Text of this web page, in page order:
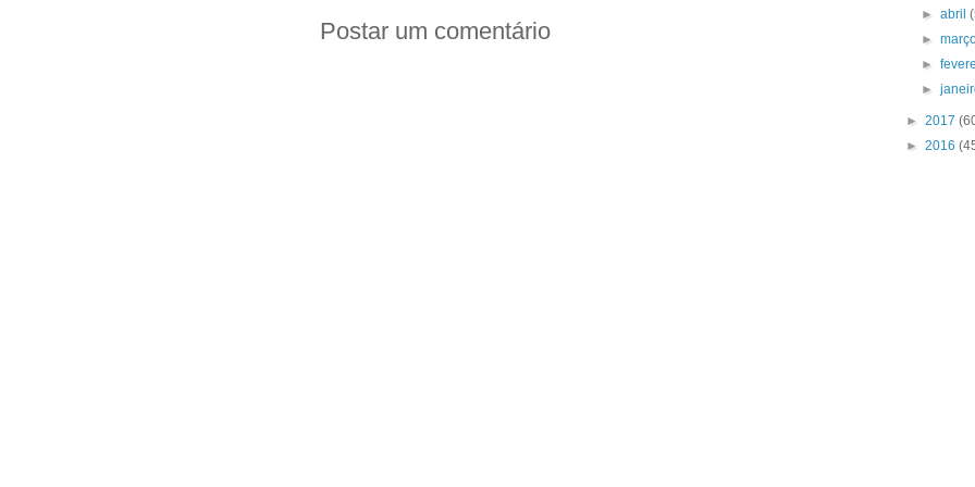
Postar um comentário
►abril
►
►
►
► 2017
► 2016